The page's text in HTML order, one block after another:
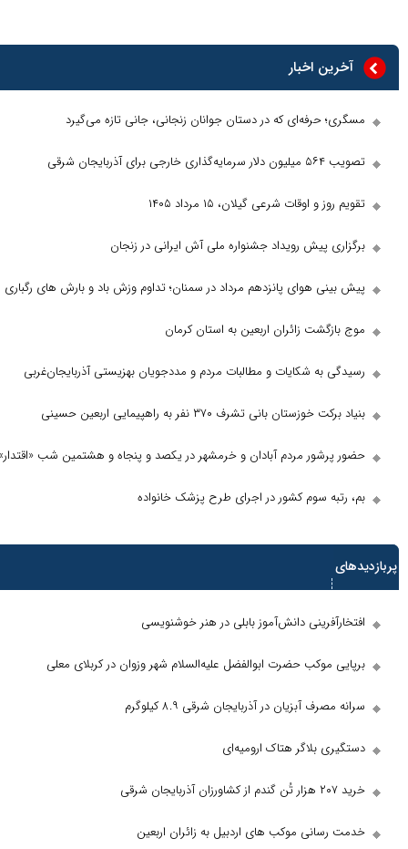
اخبار
که در دستان جوانان زنجانی، جانی تازه می‌گیرد
اوقات شرعی گیلان، ۱۵ مرداد ۱۴۰۵
پیش رویداد جشنواره ملی آش ایرانی در زنجان
هوای پانزدهم مرداد در سمنان؛ تداوم وزش باد و بارش های رگباری
زائران اربعین به استان کرمان
شکایات و مطالبات مردم و مددجویان بهزیستی آذربایجان‌غربی
بانی تشرف ۳۷۰ نفر به راهپیمایی اربعین حسینی
مردم آبادان و خرمشهر در یکصد و پنجاه و هشتمین شب «اقتدار»
سوم کشور در اجرای طرح پزشک خانواده
دانش‌آموز بابلی در هنر خوشنویسی
حضرت ابوالفضل علیه‌السلام شهر وزوان در کربلای معلی
آبزیان در آذربایجان شرقی ۸.۹ کیلوگرم
بلاگر هتاک ارومیه‌ای
موکب های اردبیل به زائران اربعین